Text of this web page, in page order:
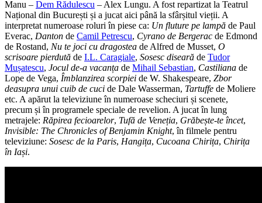
Manu – Dem Rădulescu – Alex Lungu. A fost repartizat la Teatrul
Național din București și a jucat aici până la sfârșitul vieții. A
interpretat numeroase roluri în piese ca: Un fluture pe lampă de Paul
Everac, Danton de Camil Petrescu, Cyrano de Bergerac de Edmond
de Rostand, Nu te joci cu dragostea de Alfred de Musset, O
scrisoare pierdută de I.L. Caragiale, Sosesc diseară de Tudor
Mușatescu, Jocul de-a vacanța de Mihail Sebastian, Castiliana de
Lope de Vega, Îmblanzirea scorpiei de W. Shakespeare, Zbor
deasupra unui cuib de cuci de Dale Wasserman, Tartuffe de Moliere
etc. A apărut la televiziune în numeroase scheciuri și scenete,
precum și în programele speciale de revelion. A jucat în lung
metrajele: Răpirea fecioarelor, Tufă de Veneția, Grăbește-te încet,
Invisible: The Chronicles of Benjamin Knight, în filmele pentru
televiziune: Sosesc de la Paris, Hangița, Cucoana Chirița, Chirița
în Iași.